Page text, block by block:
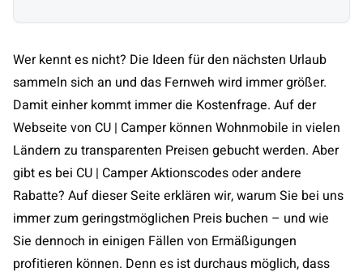
Wer kennt es nicht? Die Ideen für den nächsten Urlaub
sammeln sich an und das Fernweh wird immer größer.
Damit einher kommt immer die Kostenfrage. Auf der
Webseite von CU | Camper können Wohnmobile in vielen
Ländern zu transparenten Preisen gebucht werden. Aber
gibt es bei CU | Camper Aktionscodes oder andere
Rabatte? Auf dieser Seite erklären wir, warum Sie bei uns
immer zum geringstmöglichen Preis buchen – und wie
Sie dennoch in einigen Fällen von Ermäßigungen
profitieren können. Denn es ist durchaus möglich, dass